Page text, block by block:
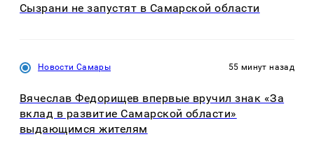
Сызрани не запустят в Самарской области
Новости Самары 55 минут назад
Вячеслав Федорищев впервые вручил знак «За
вклад в развитие Самарской области»
выдающимся жителям